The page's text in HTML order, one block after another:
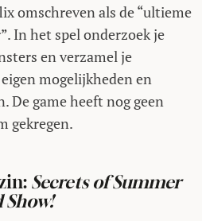
omschreven als de “ultieme
In het spel onderzoek je
en verzamel je
mogelijkheden en
De game heeft nog geen
gekregen.
Secrets of Summer
Show!